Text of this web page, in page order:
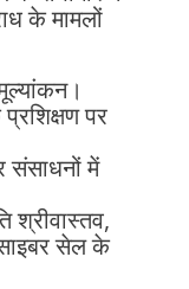
के मामलों
पर
संसाधनों में
श्रीवास्तव,
सेल के